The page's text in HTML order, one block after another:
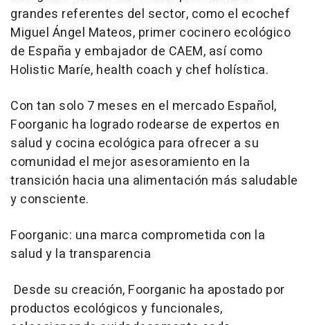
grandes referentes del sector, como el ecochef
Miguel Ángel Mateos, primer cocinero ecológico
de España y embajador de CAEM, así como
Holistic Maríe, health coach y chef holística.
Con tan solo 7 meses en el mercado Español,
Foorganic ha logrado rodearse de expertos en
salud y cocina ecológica para ofrecer a su
comunidad el mejor asesoramiento en la
transición hacia una alimentación más saludable
y consciente.
Foorganic: una marca comprometida con la
salud y la transparencia
Desde su creación, Foorganic ha apostado por
productos ecológicos y funcionales,